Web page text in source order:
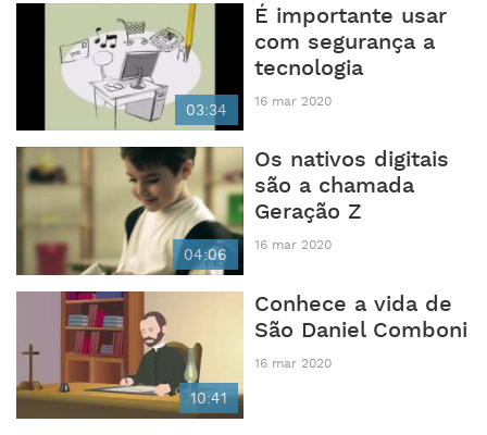
03:34
É importante usar
com segurança a
tecnologia
16 mar 2020
04:06
Os nativos digitais
são a chamada
Geração Z
16 mar 2020
10:41
Conhece a vida de
São Daniel Comboni
16 mar 2020